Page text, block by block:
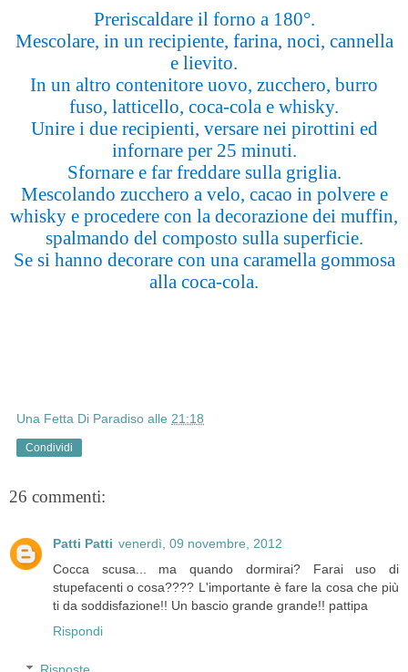
Preriscaldare il forno a 180°.
Mescolare, in un recipiente, farina, noci, cannella
e lievito.
In un altro contenitore uovo, zucchero, burro
fuso, latticello, coca-cola e whisky.
Unire i due recipienti, versare nei pirottini ed
infornare per 25 minuti.
Sfornare e far freddare sulla griglia.
Mescolando zucchero a velo, cacao in polvere e
whisky e procedere con la decorazione dei muffin,
spalmando del composto sulla superficie.
Se si hanno decorare con una caramella gommosa
alla coca-cola.
Una Fetta Di Paradiso alle 21:18
Condividi
26 commenti:
Patti Patti venerdì, 09 novembre, 2012
Cocca scusa... ma quando dormirai? Farai uso di
stupefacenti o cosa???? L'importante è fare la cosa che più
ti da soddisfazione!! Un bascio grande grande!! pattipa
Rispondi